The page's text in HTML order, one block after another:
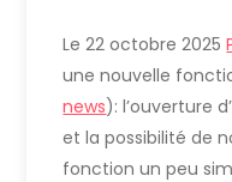
Le 22 octobre 2025
une nouvelle
news): l’ouverture
et la possibilité de
fonction un peu